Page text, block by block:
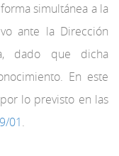
simultánea a la
ante la Dirección
dado que dicha
En este
lo previsto en las
01.